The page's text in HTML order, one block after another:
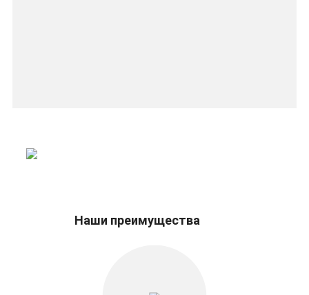
Наши преимущества